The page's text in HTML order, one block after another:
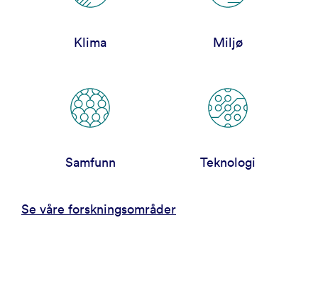
Klima Miljø
Samfunn Teknologi
Se våre forskningsområder